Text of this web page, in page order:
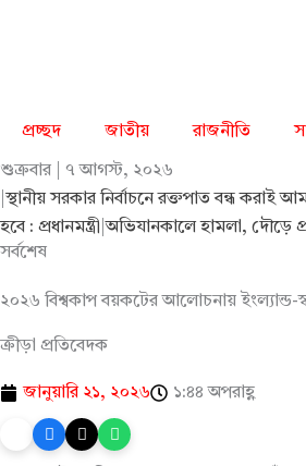
প্রচ্ছদ জাতীয় রাজনীতি
শুক্রবার | ৭ আগস্ট, ২০২৬
স্থানীয় সরকার নির্বাচনে রক্তপাত বন্ধ করাই
হবে : প্রধানমন্ত্রী |অভিযানকালে হামলা, দৌড়ে
সর্বশেষ
২০২৬ বিশ্বকাপ বয়কটের আলোচনায় ইংল্যান্ড-
ক্রীড়া প্রতিবেদক
জানুয়ারি ২১, ২০২৬ ১:৪৪ অপরাহ্ণ